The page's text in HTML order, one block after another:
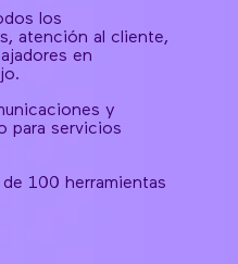
los
atención al cliente,
en
y
para servicios
100 herramientas